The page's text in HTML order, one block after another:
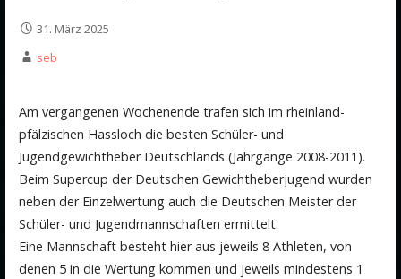
31. März 2025
seb
Am vergangenen Wochenende trafen sich im rheinland-
pfälzischen Hassloch die besten Schüler- und
Jugendgewichtheber Deutschlands (Jahrgänge 2008-2011).
Beim Supercup der Deutschen Gewichtheberjugend wurden
neben der Einzelwertung auch die Deutschen Meister der
Schüler- und Jugendmannschaften ermittelt.
Eine Mannschaft besteht hier aus jeweils 8 Athleten, von
denen 5 in die Wertung kommen und jeweils mindestens 1